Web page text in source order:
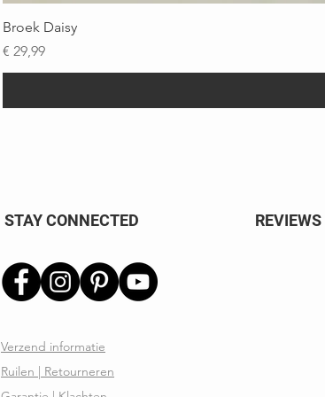
Broek Daisy
Prijs
€ 29,99
STAY CONNECTED REVIEWS
Verzend informatie
Ruilen | Retourneren